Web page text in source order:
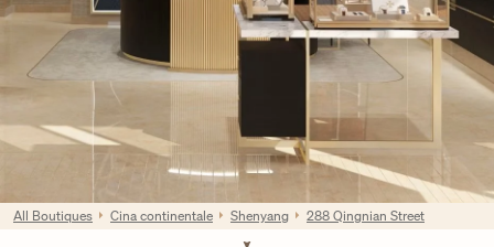
All Boutiques Cina continentale Shenyang 288 Qingnian Street